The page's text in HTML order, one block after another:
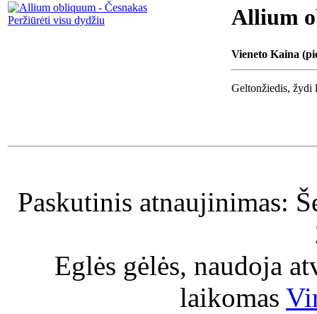
Peržiūrėti visu dydžiu Allium
Vieneto Kaina
Geltonžiedis, žydi
Paskutinis atnaujinimas:
Eglės gėlės, naudoja
laikomas